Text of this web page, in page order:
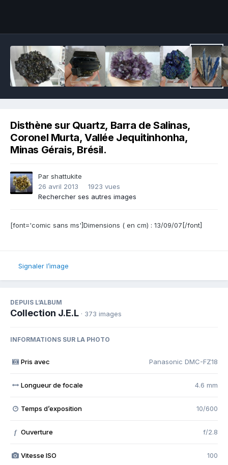
Disthène sur Quartz, Barra de Salinas,
Coronel Murta, Vallée Jequitinhonha,
Minas Gérais, Brésil.
Par shattukite
26 avril 2013
1923 vues
Rechercher ses autres images
[font='comic sans ms']Dimensions ( en cm) : 13/09/07[/font]
Signaler l’image
DEPUIS L’ALBUM
Collection J.E.L · 373 images
INFORMATIONS SUR LA PHOTO
Pris avec Panasonic DMC-FZ18
Longueur de focale 4.6 mm
Temps d’exposition 10/600
f Ouverture f/2.8
Vitesse ISO 100